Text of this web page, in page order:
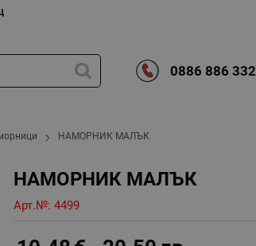
0886 886 332
НАМОРНИК МАЛЪК
НАМОРНИК МАЛЪК
Арт.№: 4499